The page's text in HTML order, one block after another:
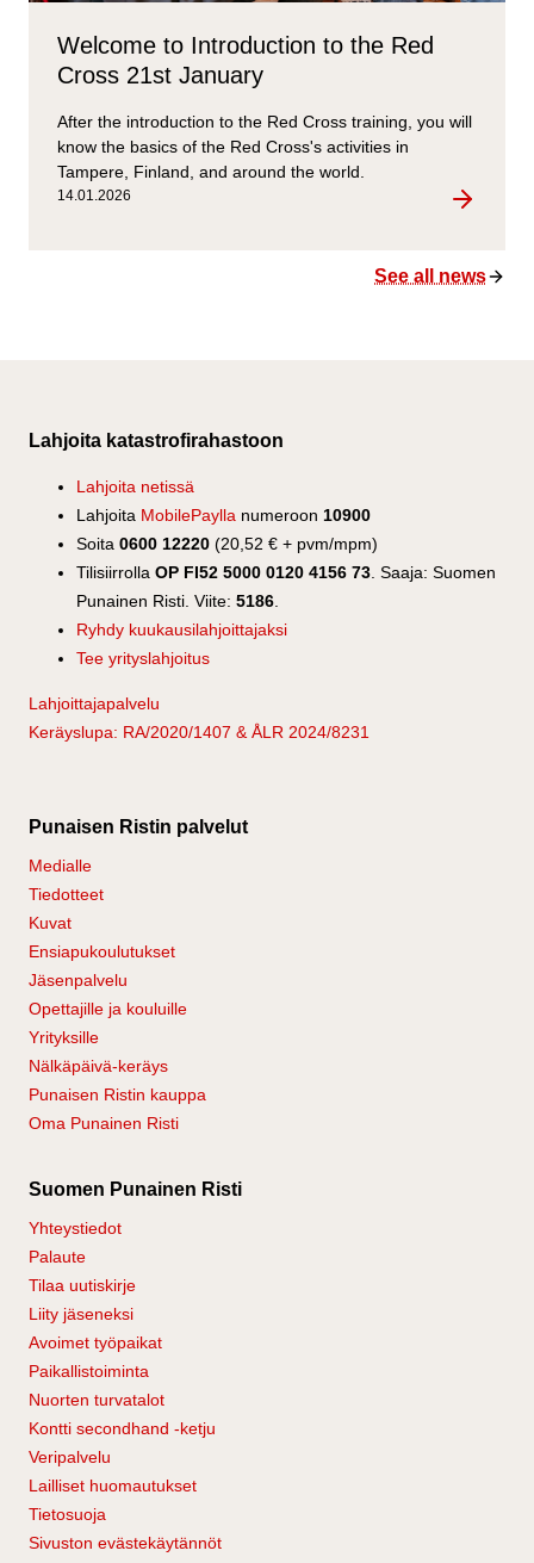
Welcome to Introduction to the Red
Cross 21st January
After the introduction to the Red Cross training, you will
know the basics of the Red Cross's activities in
Tampere, Finland, and around the world.
14.01.2026
Welcome
to
See all news
Lahjoita katastrofirahastoon
Lahjoita netissä
Lahjoita MobilePaylla numeroon 10900
Soita 0600 12220 (20,52 € + pvm/mpm)
Tilisiirrolla OP FI52 5000 0120 4156 73 . Saaja: Suomen
Punainen Risti. Viite: 5186
Ryhdy kuukausilahjoittajaksi
Tee yrityslahjoitus
Lahjoittajapalvelu
Keräyslupa: RA/2020/1407 & ÅLR 2024/8231
Punaisen Ristin palvelut
Medialle
Tiedotteet
Kuvat
Ensiapukoulutukset
Jäsenpalvelu
Opettajille ja kouluille
Yrityksille
Nälkäpäivä-keräys
Punaisen Ristin kauppa
Oma Punainen Risti
Suomen Punainen Risti
Yhteystiedot
Palaute
Tilaa uutiskirje
Liity jäseneksi
Avoimet työpaikat
Paikallistoiminta
Nuorten turvatalot
Kontti secondhand -ketju
Veripalvelu
Lailliset huomautukset
Tietosuoja
Sivuston evästekäytännöt